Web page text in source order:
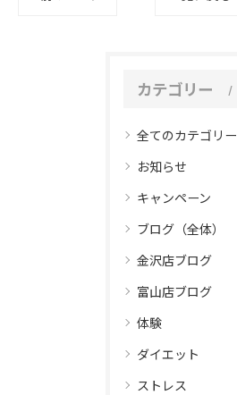
カテゴリー
全てのカテゴリー
お知らせ
キャンペーン
ブログ（全体）
金沢店ブログ
富山店ブログ
体験
ダイエット
ストレス